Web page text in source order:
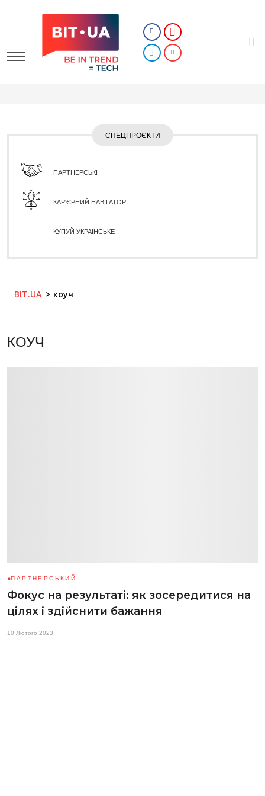
СПЕЦПРОЄКТИ
ПАРТНЕРСЬКІ
КАР'ЄРНИЙ НАВІГАТОР
КУПУЙ УКРАЇНСЬКЕ
BIT.UA коуч
КОУЧ
ПАРТНЕРСЬКИЙ
Фокус на результаті: як зосередитися на
цілях і здійснити бажання
10 Лютого 2023